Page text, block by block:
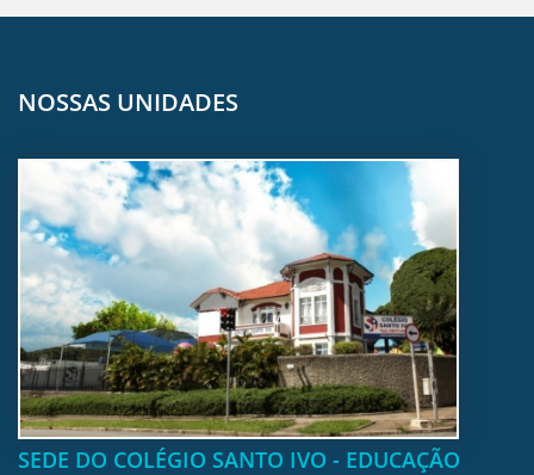
NOSSAS UNIDADES
SEDE DO COLÉGIO SANTO IVO - EDUCAÇÃO